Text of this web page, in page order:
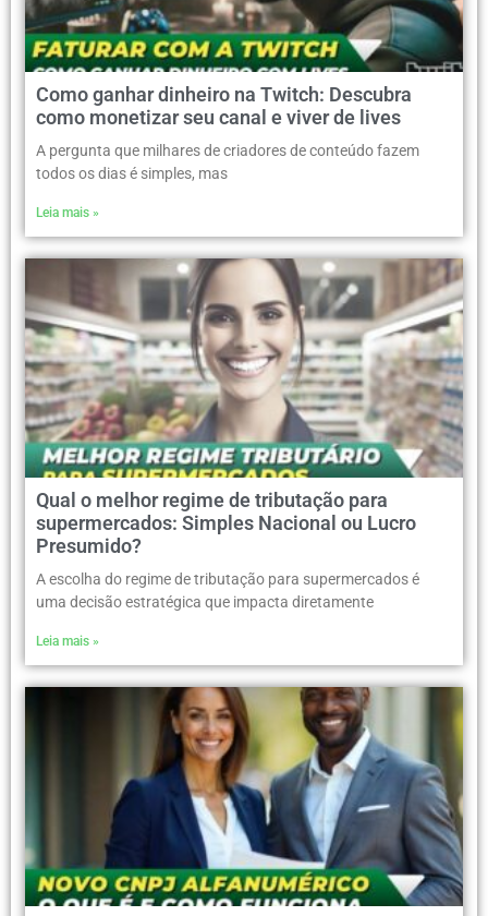
Como ganhar dinheiro na Twitch: Descubra
como monetizar seu canal e viver de lives
A pergunta que milhares de criadores de conteúdo fazem
todos os dias é simples, mas
Leia mais »
Qual o melhor regime de tributação para
supermercados: Simples Nacional ou Lucro
Presumido?
A escolha do regime de tributação para supermercados é
uma decisão estratégica que impacta diretamente
Leia mais »